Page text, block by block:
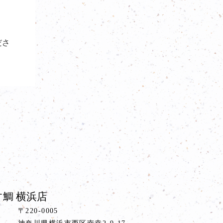
横浜店
〒220-0005